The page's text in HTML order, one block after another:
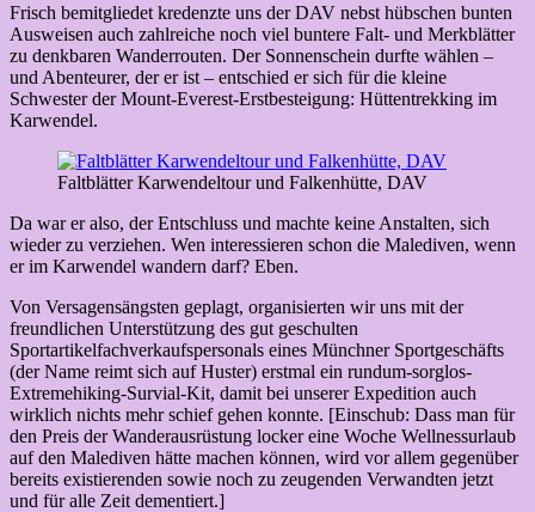
Frisch bemitgliedet kredenzte uns der DAV nebst hübschen bunten
Ausweisen auch zahlreiche noch viel buntere Falt- und Merkblätter
zu denkbaren Wanderrouten. Der Sonnenschein durfte wählen –
und Abenteurer, der er ist – entschied er sich für die kleine
Schwester der Mount-Everest-Erstbesteigung: Hüttentrekking im
Karwendel.
Faltblätter Karwendeltour und Falkenhütte, DAV
Da war er also, der Entschluss und machte keine Anstalten, sich
wieder zu verziehen. Wen interessieren schon die Malediven, wenn
er im Karwendel wandern darf? Eben.
Von Versagensängsten geplagt, organisierten wir uns mit der
freundlichen Unterstützung des gut geschulten
Sportartikelfachverkaufspersonals eines Münchner Sportgeschäfts
(der Name reimt sich auf Huster) erstmal ein rundum-sorglos-
Extremehiking-Survial-Kit, damit bei unserer Expedition auch
wirklich nichts mehr schief gehen konnte. [Einschub: Dass man für
den Preis der Wanderausrüstung locker eine Woche Wellnessurlaub
auf den Malediven hätte machen können, wird vor allem gegenüber
bereits existierenden sowie noch zu zeugenden Verwandten jetzt
und für alle Zeit dementiert.]